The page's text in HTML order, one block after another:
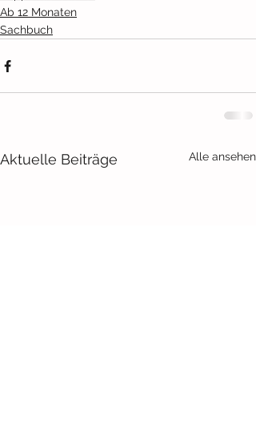
Ab 12 Monaten
Sachbuch
Aktuelle Beiträge Alle ansehen